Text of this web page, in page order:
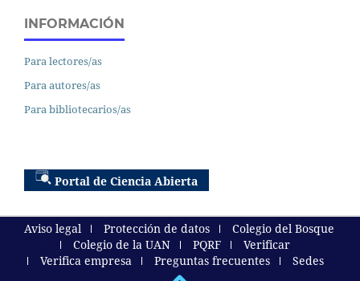
INFORMACIÓN
Para lectores/as
Para autores/as
Para bibliotecarios/as
Portal de Ciencia Abierta
Aviso legal Protección de datos
Colegio del Bosque
Colegio de la UAN
PQRF
Verificar
Verifica empresa
Preguntas frecuentes Sedes